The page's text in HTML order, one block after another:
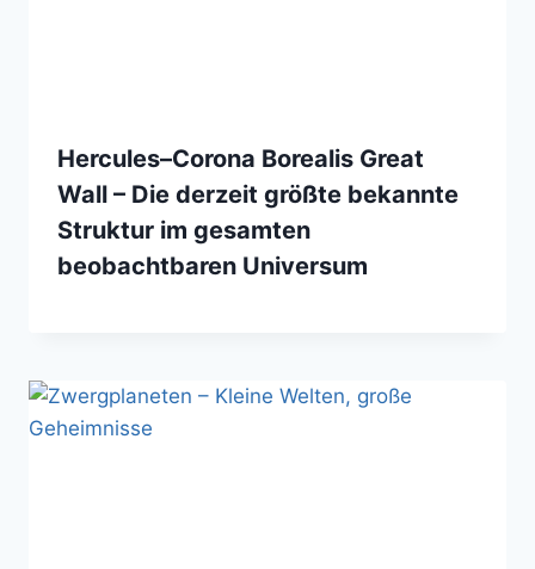
Hercules–Corona Borealis Great
Wall – Die derzeit größte bekannte
Struktur im gesamten
beobachtbaren Universum